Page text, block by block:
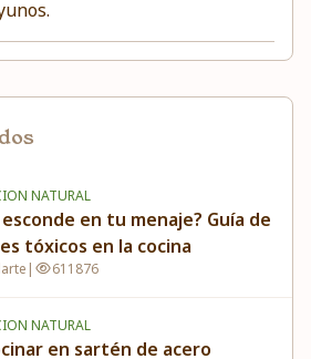
NATURAL
en tu menaje? Guía de
tóxicos en la cocina
| 611876
NATURAL
en sartén de acero